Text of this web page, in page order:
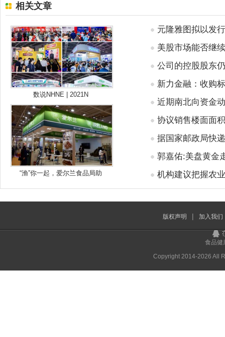
相关文章
数说NHNE | 2021N
“渔”你一起，爱尔兰食品局助
元隆雅图拟以发
美股市场能否继
公司的控股股东
新力金融：收购
近期南北向资金
协议销售楼面面
据国家邮政局快
郭嘉佑:美盘黄金
机构建议把握农
版权声明 | 加入我们
食品
Copyright 2014-2026 All